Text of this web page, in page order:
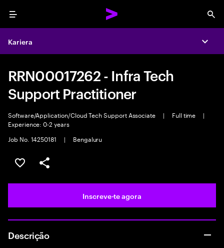
Menu
Kariera
RRN00017262 - Infra Tech
Support Practitioner
Software/Application/Cloud Tech Support Associate | Full time
|
Experience: 0-2 years
Job No. 14250181
| Bengaluru
Guardar oportunidade
Partilhar
Inscreve-te agora
Descrição